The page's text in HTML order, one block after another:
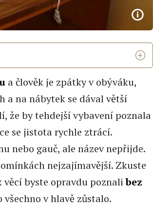
a člověk je zpátky v obýváku,
a na nábytek se dával větší
že by tehdejší vybavení poznala
se jistota rychle ztrácí.
nebo gauč, ale název nepřijde.
nejzajímavější. Zkuste
byste opravdu poznalibez
všechno v hlavě zůstalo.